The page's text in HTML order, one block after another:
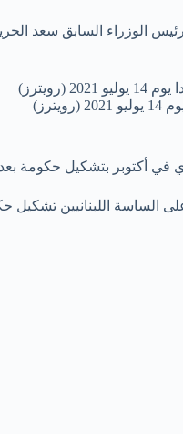
في أكتوبر بتشكيل حكومة
الساسة اللبنانيين